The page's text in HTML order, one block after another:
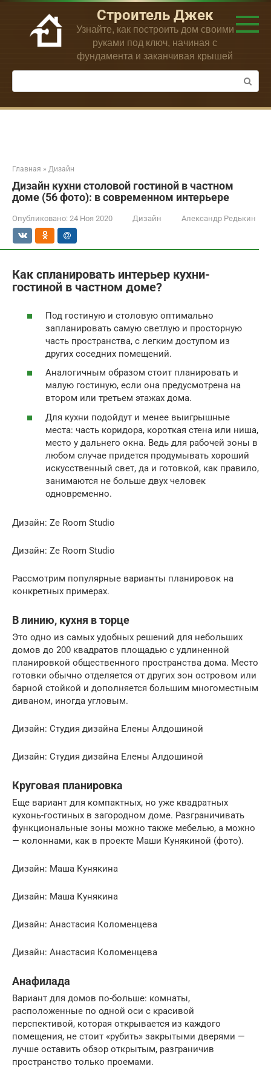
Перейти
контенту
Строитель Джек
Узнайте, как построить дом своими
руками под ключ, начиная с
фундамента и заканчивая крышей
Поиск:
Главная » Дизайн
Дизайн кухни столовой гостиной в частном
доме (56 фото): в современном интерьере
Опубликовано: 24 Ноя 2020 Дизайн Александр Редькин
Как спланировать интерьер кухни-
гостиной в частном доме?
Под гостиную и столовую оптимально
запланировать самую светлую и просторную
часть пространства, с легким доступом из
других соседних помещений.
Аналогичным образом стоит планировать и
малую гостиную, если она предусмотрена на
втором или третьем этажах дома.
Для кухни подойдут и менее выигрышные
места: часть коридора, короткая стена или ниша,
место у дальнего окна. Ведь для рабочей зоны в
любом случае придется продумывать хороший
искусственный свет, да и готовкой, как правило,
занимаются не больше двух человек
одновременно.
Дизайн: Ze Room Studio
Дизайн: Ze Room Studio
Рассмотрим популярные варианты планировок на
конкретных примерах.
В линию, кухня в торце
Это одно из самых удобных решений для небольших
домов до 200 квадратов площадью с удлиненной
планировкой общественного пространства дома. Место
готовки обычно отделяется от других зон островом или
барной стойкой и дополняется большим многоместным
диваном, иногда угловым.
Дизайн: Студия дизайна Елены Алдошиной
Дизайн: Студия дизайна Елены Алдошиной
Круговая планировка
Еще вариант для компактных, но уже квадратных
кухонь-гостиных в загородном доме. Разграничивать
функциональные зоны можно также мебелью, а можно
— колоннами, как в проекте Маши Кунякиной (фото).
Дизайн: Маша Кунякина
Дизайн: Маша Кунякина
Дизайн: Анастасия Коломенцева
Дизайн: Анастасия Коломенцева
Анафилада
Вариант для домов по-больше: комнаты,
расположенные по одной оси с красивой
перспективой, которая открывается из каждого
помещения, не стоит «рубить» закрытыми дверями —
лучше оставить обзор открытым, разграничив
пространство только проемами.